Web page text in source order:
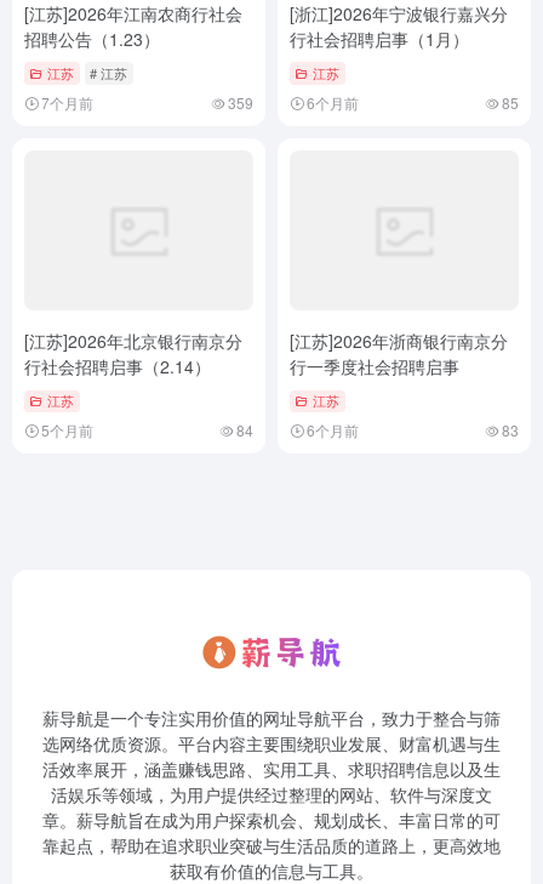
[江苏]2026年江南农商行社会
招聘公告（1.23）
江苏 # 江苏
7个月前 359
[浙江]2026年宁波银行嘉兴分
行社会招聘启事（1月）
江苏
6个月前 85
[江苏]2026年北京银行南京分
行社会招聘启事（2.14）
江苏
5个月前 84
[江苏]2026年浙商银行南京分
行一季度社会招聘启事
江苏
6个月前 83
薪导航是一个专注实用价值的网址导航平台，致力于整合与筛
选网络优质资源。平台内容主要围绕职业发展、财富机遇与生
活效率展开，涵盖赚钱思路、实用工具、求职招聘信息以及生
活娱乐等领域，为用户提供经过整理的网站、软件与深度文
章。薪导航旨在成为用户探索机会、规划成长、丰富日常的可
靠起点，帮助在追求职业突破与生活品质的道路上，更高效地
获取有价值的信息与工具。